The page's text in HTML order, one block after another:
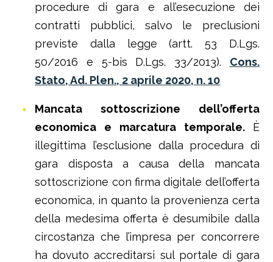
procedure di gara e all’esecuzione dei
contratti pubblici, salvo le preclusioni
previste dalla legge (artt. 53 D.Lgs.
50/2016 e 5-bis D.Lgs. 33/2013). Cons.
Stato, Ad. Plen., 2 aprile 2020, n. 10
Mancata sottoscrizione dell’offerta
economica e marcatura temporale. È
illegittima l’esclusione dalla procedura di
gara disposta a causa della mancata
sottoscrizione con firma digitale dell’offerta
economica, in quanto la provenienza certa
della medesima offerta è desumibile dalla
circostanza che l’impresa per concorrere
ha dovuto accreditarsi sul portale di gara